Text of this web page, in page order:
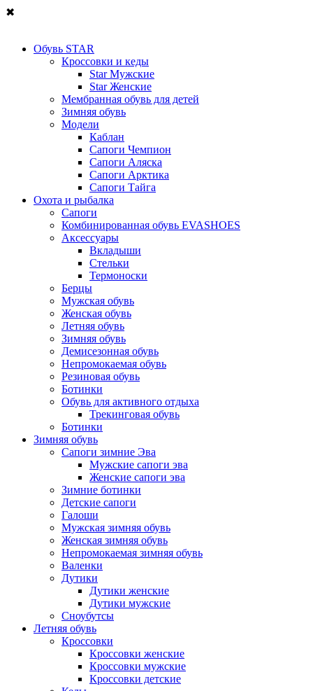
✖
Обувь STAR
Кроссовки и кеды
Star Мужские
Star Женские
Мембранная обувь для детей
Зимняя обувь
Модели
Каблан
Сапоги Чемпион
Сапоги Аляска
Сапоги Арктика
Сапоги Тайга
Охота и рыбалка
Сапоги
Комбинированная обувь EVASHOES
Аксессуары
Вкладыши
Стельки
Термоноски
Берцы
Мужская обувь
Женская обувь
Летняя обувь
Зимняя обувь
Демисезонная обувь
Непромокаемая обувь
Резиновая обувь
Ботинки
Обувь для активного отдыха
Трекинговая обувь
Ботинки
Зимняя обувь
Сапоги зимние Эва
Мужские сапоги эва
Женские сапоги эва
Зимние ботинки
Детские сапоги
Галоши
Мужская зимняя обувь
Женская зимняя обувь
Непромокаемая зимняя обувь
Валенки
Дутики
Дутики женские
Дутики мужские
Сноубутсы
Летняя обувь
Кроссовки
Кроссовки женские
Кроссовки мужские
Кроссовки детские